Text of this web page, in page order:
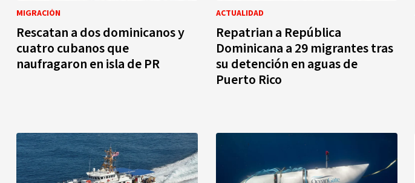
MIGRACIÓN
Rescatan a dos dominicanos y
cuatro cubanos que
naufragaron en isla de PR
ACTUALIDAD
Repatrian a República
Dominicana a 29 migrantes tras
su detención en aguas de
Puerto Rico